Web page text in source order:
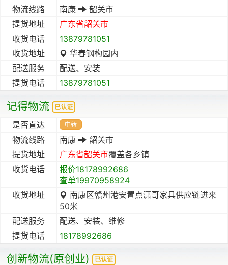
物流线路 南康
韶关市
提货地址
广东省韶关市
收货电话
13879781051
收货地址
华春钢构园内
配送服务
配送、安装
提货电话
13879781051
记得物流 已认证
是否直达 中转
物流线路 南康
韶关市
提货地址
广东省韶关市覆盖各乡镇
收货电话
报价18178992686
查单19970958924
收货地址
南康区赣州港安置点潇哥家具供应链进来
50米
配送服务
配送、安装、维修
提货电话
18178992686
创新物流(原创业) 已认证